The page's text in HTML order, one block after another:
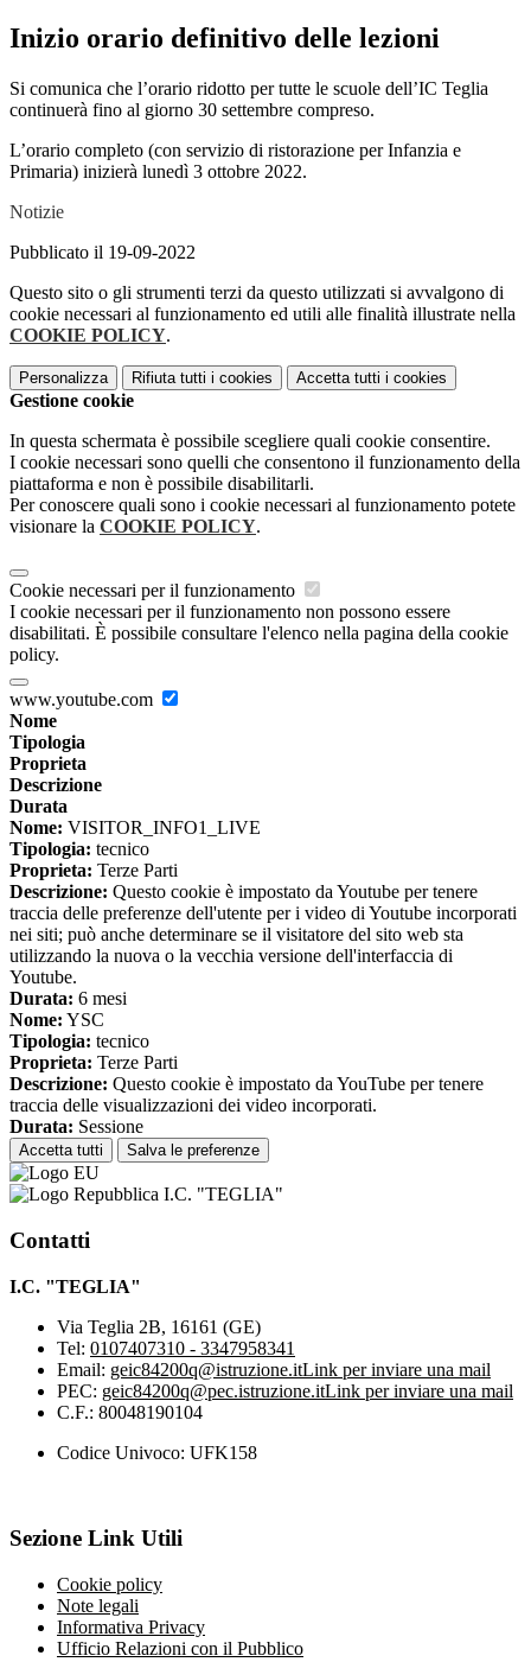
Inizio orario definitivo delle lezioni
Si comunica che l’orario ridotto per tutte le scuole dell’IC Teglia
continuerà fino al giorno 30 settembre compreso.
L’orario completo (con servizio di ristorazione per Infanzia e
Primaria) inizierà lunedì 3 ottobre 2022.
Notizie
Pubblicato il 19-09-2022
Questo sito o gli strumenti terzi da questo utilizzati si avvalgono di
cookie necessari al funzionamento ed utili alle finalità illustrate nella
COOKIE POLICY.
Personalizza Rifiuta tutti i cookies Accetta tutti i cookies
Gestione cookie
In questa schermata è possibile scegliere quali cookie consentire.
I cookie necessari sono quelli che consentono il funzionamento della
piattaforma e non è possibile disabilitarli.
Per conoscere quali sono i cookie necessari al funzionamento potete
visionare la COOKIE POLICY.
Cookie necessari per il funzionamento
I cookie necessari per il funzionamento non possono essere
disabilitati. È possibile consultare l'elenco nella pagina della cookie
policy.
www.youtube.com
Nome
Tipologia
Proprieta
Descrizione
Durata
Nome: VISITOR_INFO1_LIVE
Tipologia: tecnico
Proprieta: Terze Parti
Descrizione: Questo cookie è impostato da Youtube per tenere
traccia delle preferenze dell'utente per i video di Youtube incorporati
nei siti; può anche determinare se il visitatore del sito web sta
utilizzando la nuova o la vecchia versione dell'interfaccia di
Youtube.
Durata: 6 mesi
Nome: YSC
Tipologia: tecnico
Proprieta: Terze Parti
Descrizione: Questo cookie è impostato da YouTube per tenere
traccia delle visualizzazioni dei video incorporati.
Durata: Sessione
Accetta tutti Salva le preferenze
I.C. "TEGLIA"
Contatti
I.C. "TEGLIA"
Via Teglia 2B, 16161 (GE)
Tel: 0107407310 - 3347958341
Email: geic84200q@istruzione.itLink per inviare una mail
PEC: geic84200q@pec.istruzione.itLink per inviare una mail
C.F.: 80048190104
Codice Univoco: UFK158
Sezione Link Utili
Cookie policy
Note legali
Informativa Privacy
Ufficio Relazioni con il Pubblico